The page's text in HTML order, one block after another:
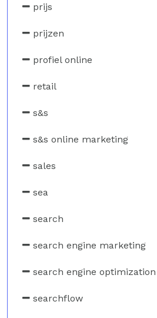
prijs
prijzen
profiel online
retail
s&s
s&s online marketing
sales
sea
search
search engine marketing
search engine optimization
searchflow